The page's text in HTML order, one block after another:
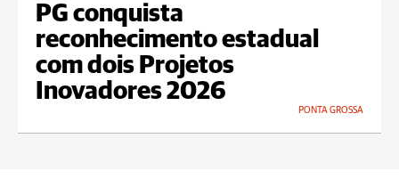
PG conquista
reconhecimento estadual
com dois Projetos
Inovadores 2026
PONTA GROSSA